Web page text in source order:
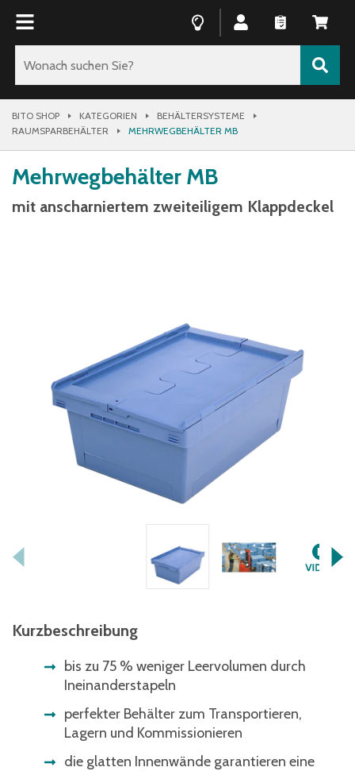
BITO SHOP KATEGORIEN
BEHÄLTERSYSTEME
RAUMSPARBEHÄLTER
MEHRWEGBEHÄLTER MB
Mehrwegbehälter MB
mit anscharniertem zweiteiligem Klappdeckel
Kurzbeschreibung
bis zu 75 % weniger Leervolumen durch
Ineinanderstapeln
perfekter Behälter zum Transportieren,
Lagern und Kommissionieren
die glatten Innenwände garantieren eine